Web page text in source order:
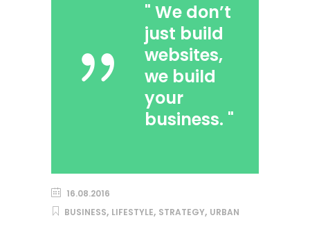
" We don’t
just build
websites,
we build
your
business. "
16.08.2016
BUSINESS, LIFESTYLE, STRATEGY, URBAN